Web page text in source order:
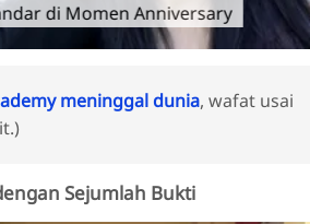
di Momen Anniversary
meninggal dunia, wafat usai
Sejumlah Bukti